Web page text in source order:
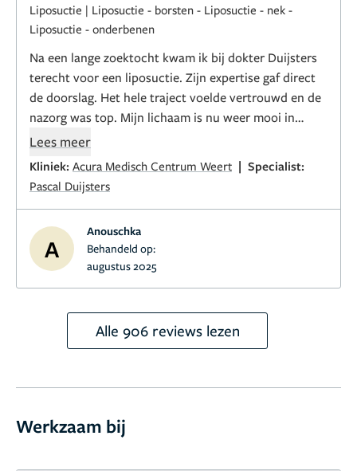
Liposuctie | Liposuctie - borsten - Liposuctie - nek -
Liposuctie - onderbenen
Na een lange zoektocht kwam ik bij dokter Duijsters
terecht voor een liposuctie. Zijn expertise gaf direct
de doorslag. Het hele traject voelde vertrouwd en de
nazorg was top. Mijn lichaam is nu weer mooi in
proportie en ik voel me weer zelfverzekerd in mijn
kleding. Mijn enige spijt is dat ik deze stap niet jaren
eerder heb gezet!
Lees meer
Kliniek: Acura Medisch Centrum Weert | Specialist:
Pascal Duijsters
A
Anouschka
Behandeld op:
augustus 2025
Alle 906 reviews lezen
Werkzaam bij